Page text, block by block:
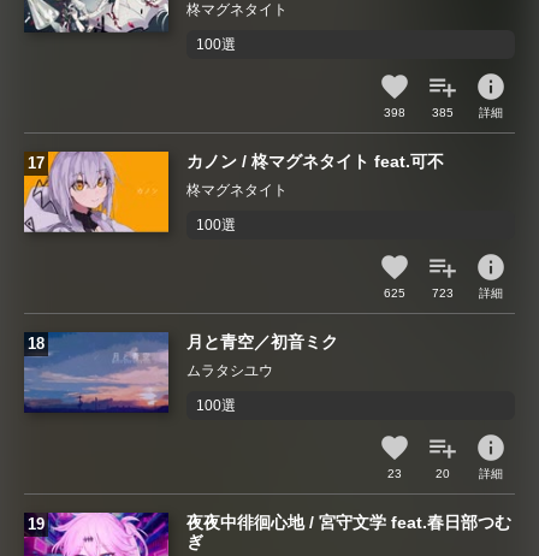
柊マグネタイト
100選
398 385
info
詳細
カノン / 柊マグネタイト feat.可不
柊マグネタイト
100選
625 723
info
詳細
月と青空／初音ミク
ムラタシユウ
100選
23 20
info
詳細
夜夜中徘徊心地 / 宮守文学 feat.春日部つむ
ぎ